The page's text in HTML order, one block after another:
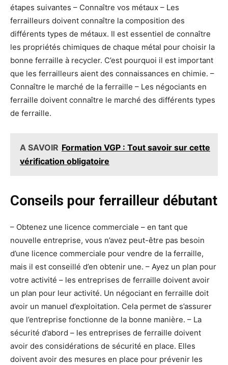
étapes suivantes – Connaître vos métaux – Les
ferrailleurs doivent connaître la composition des
différents types de métaux. Il est essentiel de connaître
les propriétés chimiques de chaque métal pour choisir la
bonne ferraille à recycler. C’est pourquoi il est important
que les ferrailleurs aient des connaissances en chimie. –
Connaître le marché de la ferraille – Les négociants en
ferraille doivent connaître le marché des différents types
de ferraille.
A SAVOIR Formation VGP : Tout savoir sur cette
vérification obligatoire
Conseils pour ferrailleur débutant
– Obtenez une licence commerciale – en tant que
nouvelle entreprise, vous n’avez peut-être pas besoin
d’une licence commerciale pour vendre de la ferraille,
mais il est conseillé d’en obtenir une. – Ayez un plan pour
votre activité – les entreprises de ferraille doivent avoir
un plan pour leur activité. Un négociant en ferraille doit
avoir un manuel d’exploitation. Cela permet de s’assurer
que l’entreprise fonctionne de la bonne manière. – La
sécurité d’abord – les entreprises de ferraille doivent
avoir des considérations de sécurité en place. Elles
doivent avoir des mesures en place pour prévenir les